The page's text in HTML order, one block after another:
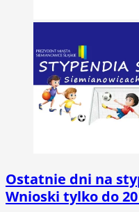
Ostatnie dni na
Wnioski tylko do